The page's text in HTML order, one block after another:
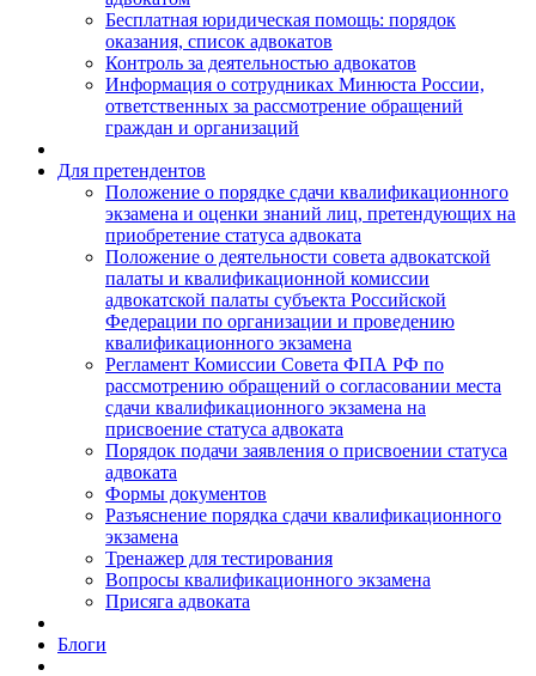
Бесплатная юридическая помощь: порядок
оказания, список адвокатов
Контроль за деятельностью адвокатов
Информация о сотрудниках Минюста России,
ответственных за рассмотрение обращений
граждан и организаций
Для претендентов
Положение о порядке сдачи квалификационного
экзамена и оценки знаний лиц, претендующих на
приобретение статуса адвоката
Положение о деятельности совета адвокатской
палаты и квалификационной комиссии
адвокатской палаты субъекта Российской
Федерации по организации и проведению
квалификационного экзамена
Регламент Комиссии Совета ФПА РФ по
рассмотрению обращений о согласовании места
сдачи квалификационного экзамена на
присвоение статуса адвоката
Порядок подачи заявления о присвоении статуса
адвоката
Формы документов
Разъяснение порядка сдачи квалификационного
экзамена
Тренажер для тестирования
Вопросы квалификационного экзамена
Присяга адвоката
Блоги